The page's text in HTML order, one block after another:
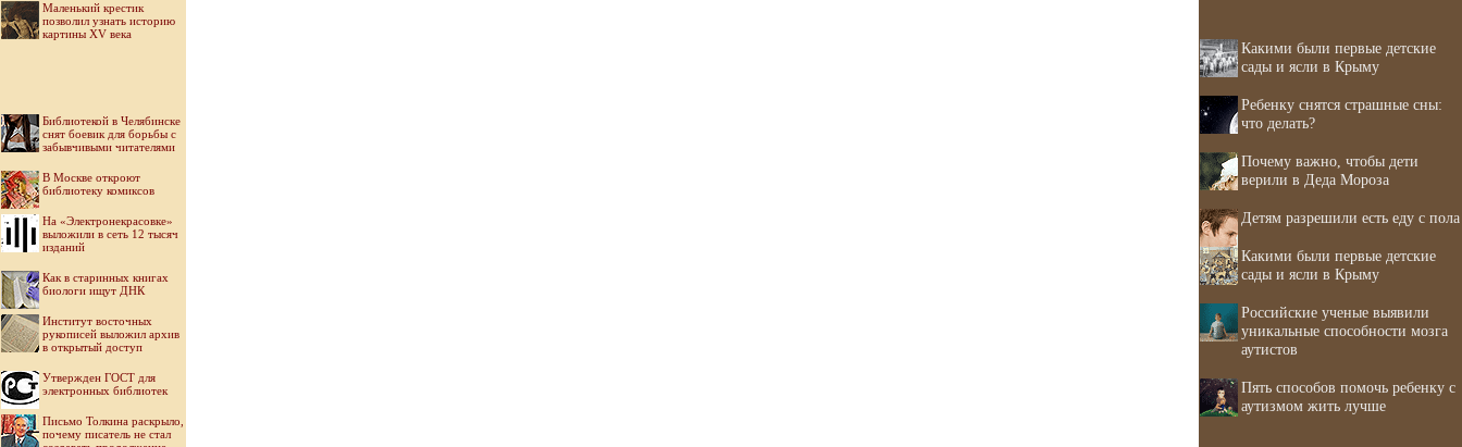
Маленький крестик
позволил узнать историю
картины XV века
Библиотекой в Челябинске
снят боевик для борьбы с
забывчивыми читателями
В Москве откроют
библиотеку комиксов
На «Электронекрасовке»
выложили в сеть 12 тысяч
изданий
Как в старинных книгах
биологи ищут ДНК
Институт восточных
рукописей выложил архив
в открытый доступ
Утвержден ГОСТ для
электронных библиотек
Письмо Толкина раскрыло,
почему писатель не стал
Какими были первые детские
сады и ясли в Крыму
Ребенку снятся страшные сны:
что делать?
Почему важно, чтобы дети
верили в Деда Мороза
Детям разрешили есть еду с пола
Какими были первые детские
сады и ясли в Крыму
Российские ученые выявили
уникальные способности мозга
аутистов
Пять способов помочь ребенку с
аутизмом жить лучше